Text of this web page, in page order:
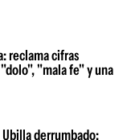
reclama cifras
"mala fe" y una
derrumbado: